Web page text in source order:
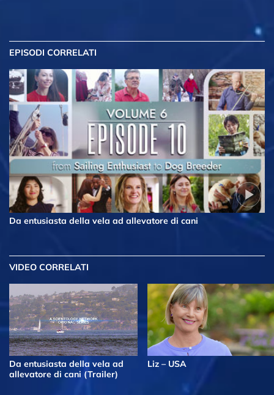
EPISODI CORRELATI
Da entusiasta della vela ad allevatore di cani
VIDEO CORRELATI
Da entusiasta della vela ad
allevatore di cani (Trailer)
Liz – USA